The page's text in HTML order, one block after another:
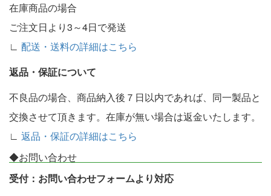
在庫商品の場合
ご注文日より3～4日で発送
∟ 配送・送料の詳細はこちら
返品・保証について
不良品の場合、商品納入後７日以内であれば、同一製品と
交換させて頂きます。在庫が無い場合は返金いたします。
∟ 返品・保証の詳細はこちら
◆お問い合わせ
受付：お問い合わせフォームより対応